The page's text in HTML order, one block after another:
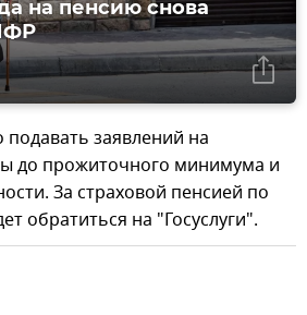
на пенсию снова
заявлений на
до прожиточного минимума и
За страховой пенсией по
обратиться на "Госуслуги".